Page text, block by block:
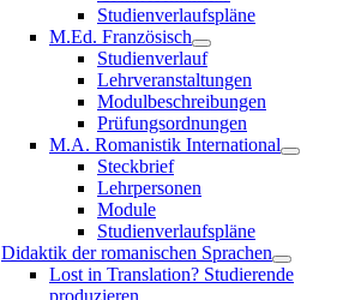
Studienverlaufspläne
M.Ed. Französisch
Studienverlauf
Lehrveranstaltungen
Modulbeschreibungen
Prüfungsordnungen
M.A. Romanistik International
Steckbrief
Lehrpersonen
Module
Studienverlaufspläne
Didaktik der romanischen Sprachen
Lost in Translation? Studierende
produzieren